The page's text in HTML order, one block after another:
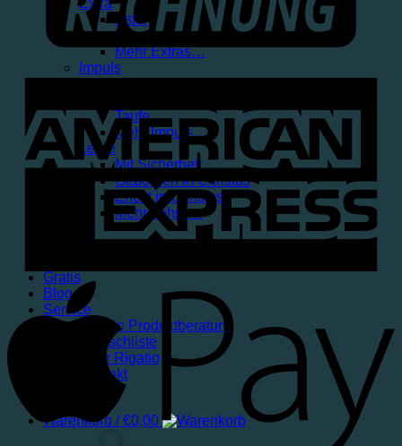
Extra
Ester
Barnabas
Mehr Extras…
Impuls
Taufe
Mehr Impuls…
Lehre
Mit Sicherheit
Geborgen in Christus
Erlöst in Christus
Mehr Lehre…
Podcast
Gratis
Blog
Service
Rigatio Produktberatung
Wunschliste
Über Rigatio
Kontakt
Warenkorb /€0,00